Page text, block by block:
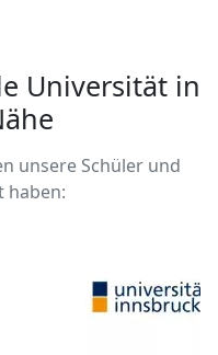
Universität in
unsere Schüler und
haben: